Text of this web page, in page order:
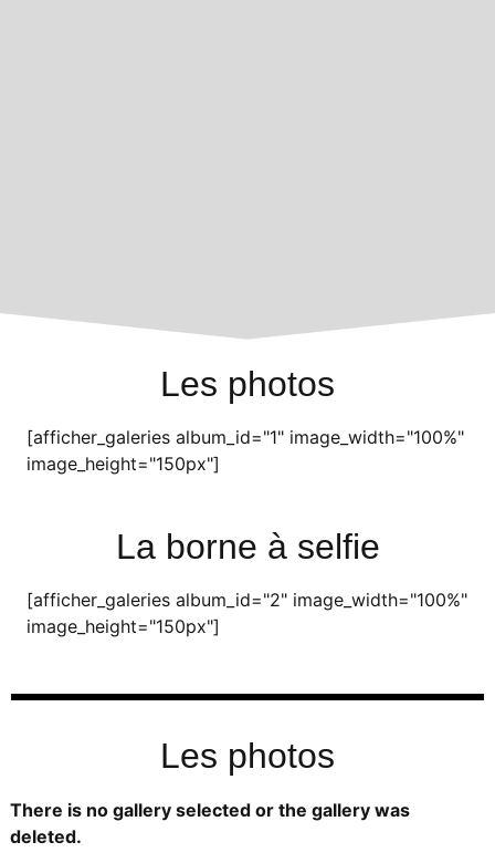
Les photos
[afficher_galeries album_id="1" image_width="100%"
image_height="150px"]
La borne à selfie
[afficher_galeries album_id="2" image_width="100%"
image_height="150px"]
Les photos
There is no gallery selected or the gallery was
deleted.